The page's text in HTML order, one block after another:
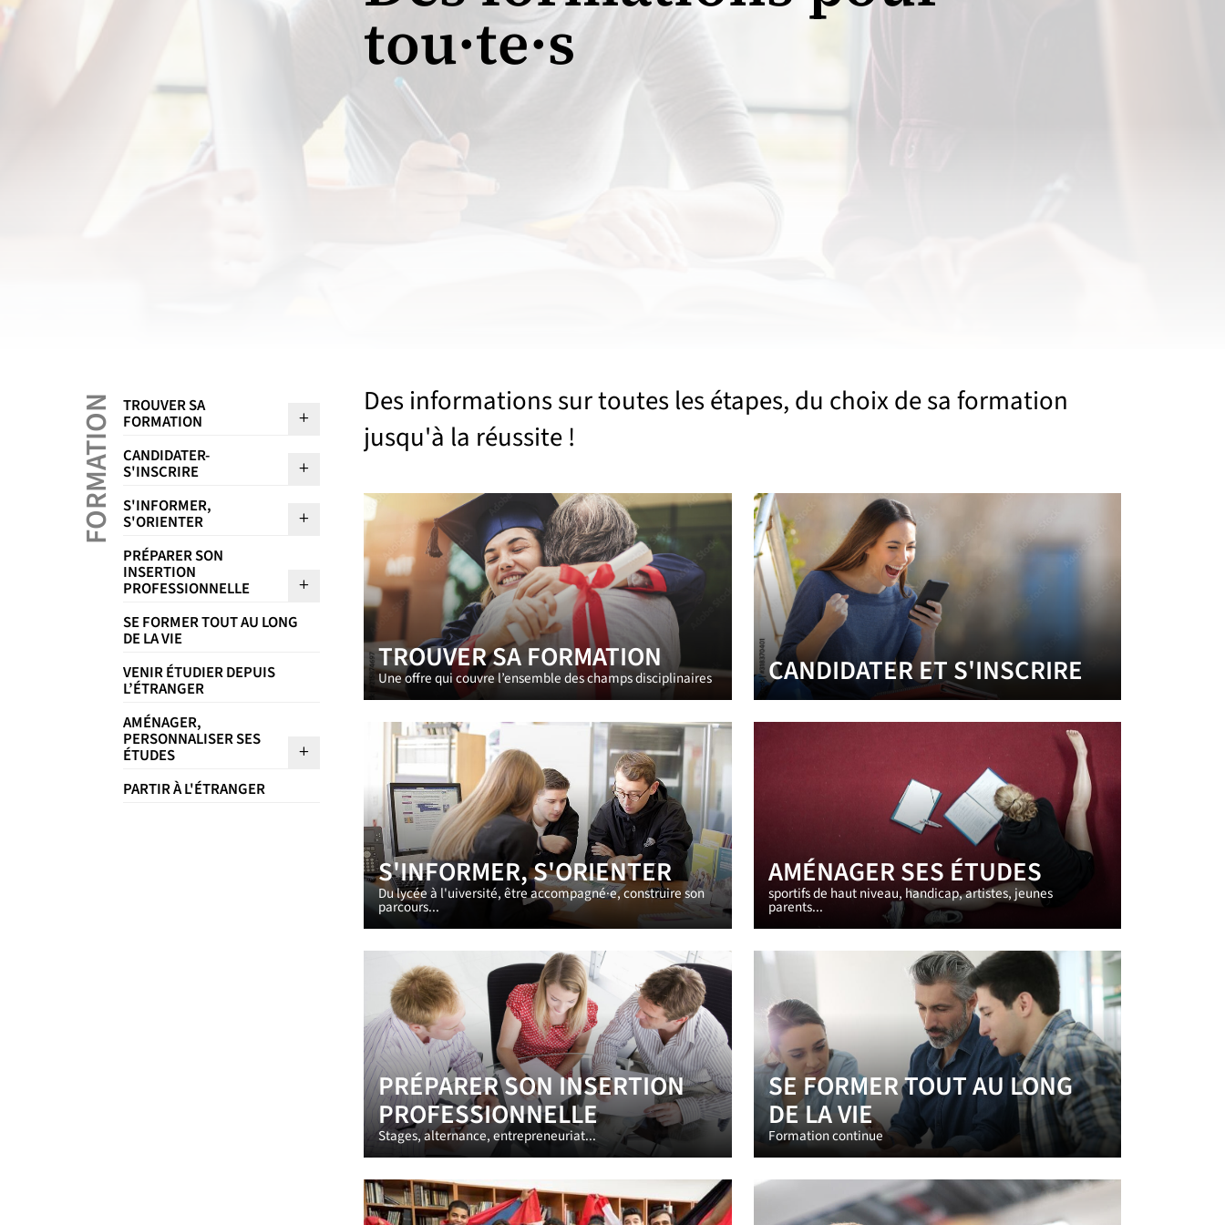
tou·te·s
FORMATION TROUVER SA
FORMATION Sous menu Trouver sa formation
CANDIDATER-
S'INSCRIRE
S'INFORMER,
S'ORIENTER Sous menu S'informer, s'orienter
PRÉPARER SON
INSERTION
PROFESSIONNELLE Sous menu Préparer son insertion professionnelle
SE FORMER TOUT AU LONG
DE LA VIE
VENIR ÉTUDIER DEPUIS
L’ÉTRANGER
AMÉNAGER,
PERSONNALISER SES
ÉTUDES Sous menu Aménager, personnaliser ses études
PARTIR À L'ÉTRANGER
Des informations sur toutes les étapes, du choix de sa formation
jusqu'à la réussite !
TROUVER SA FORMATION
Une offre qui couvre l’ensemble des champs disciplinaires
S'INFORMER, S'ORIENTER
Du lycée à l'uiversité, être accompagné·e, construire son
parcours...
PRÉPARER SON INSERTION
PROFESSIONNELLE
Stages, alternance, entrepreneuriat...
CANDIDATER ET S'INSCRIRE
AMÉNAGER SES ÉTUDES
sportifs de haut niveau, handicap, artistes, jeunes
parents...
SE FORMER TOUT AU LONG
DE LA VIE
Formation continue